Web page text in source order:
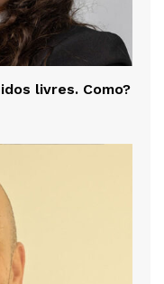
livres. Como?